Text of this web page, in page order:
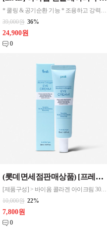
* 쿨링 & 공기순환 기능 * 조용하고 강력한 BLDC 모터 * 감성을 더하는 LED 무드등 기능
39,000원 36%
24,900원
0
(롯데면세점판매상품) [프레티] 바이옴 콜라겐 아이크림 30ml 1
[제품구성] > 바이옴 콜라겐 아이크림 30ml 1EA [제품규격] > 30*30*138mm [제품특징] > 비건콜라겐과 9가지 비건 펩타이드 함유 > 세라마이드, 8중 히알루론산을 함유 > 이중 기능성(주름개선, 미백)
10,000원 22%
7,800원
0